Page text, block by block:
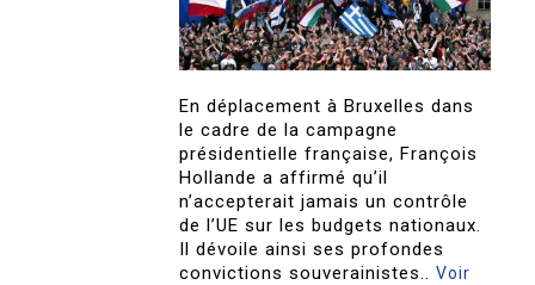
En déplacement à Bruxelles dans
le cadre de la campagne
présidentielle française, François
Hollande a affirmé qu’il
n’accepterait jamais un contrôle
de l’UE sur les budgets nationaux.
Il dévoile ainsi ses profondes
convictions souverainistes..Voir